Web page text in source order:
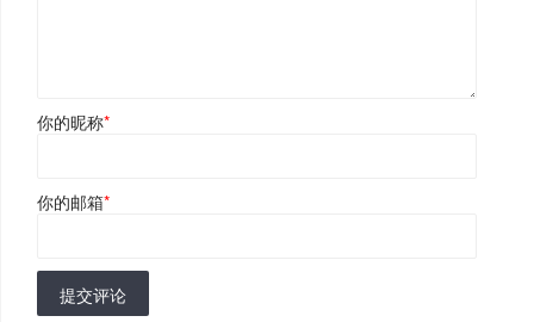
你的昵称*
你的邮箱*
提交评论